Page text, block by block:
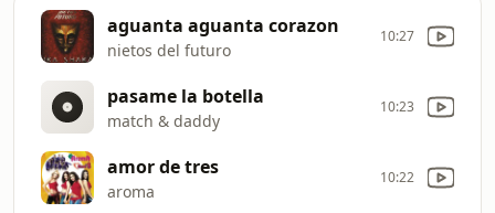
aguanta aguanta corazon
nietos del futuro
10:27
pasame la botella
match & daddy
10:23
amor de tres
aroma
10:22